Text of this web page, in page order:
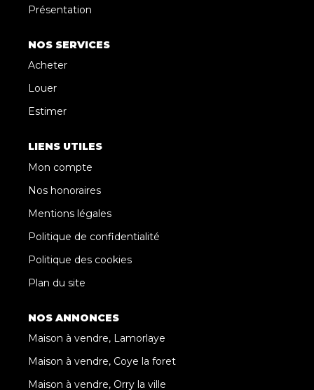
Présentation
NOS SERVICES
Acheter
Louer
Estimer
LIENS UTILES
Mon compte
Nos honoraires
Mentions légales
Politique de confidentialité
Politique des cookies
Plan du site
NOS ANNONCES
Maison à vendre, Lamorlaye
Maison à vendre, Coye la foret
Maison à vendre, Orry la ville